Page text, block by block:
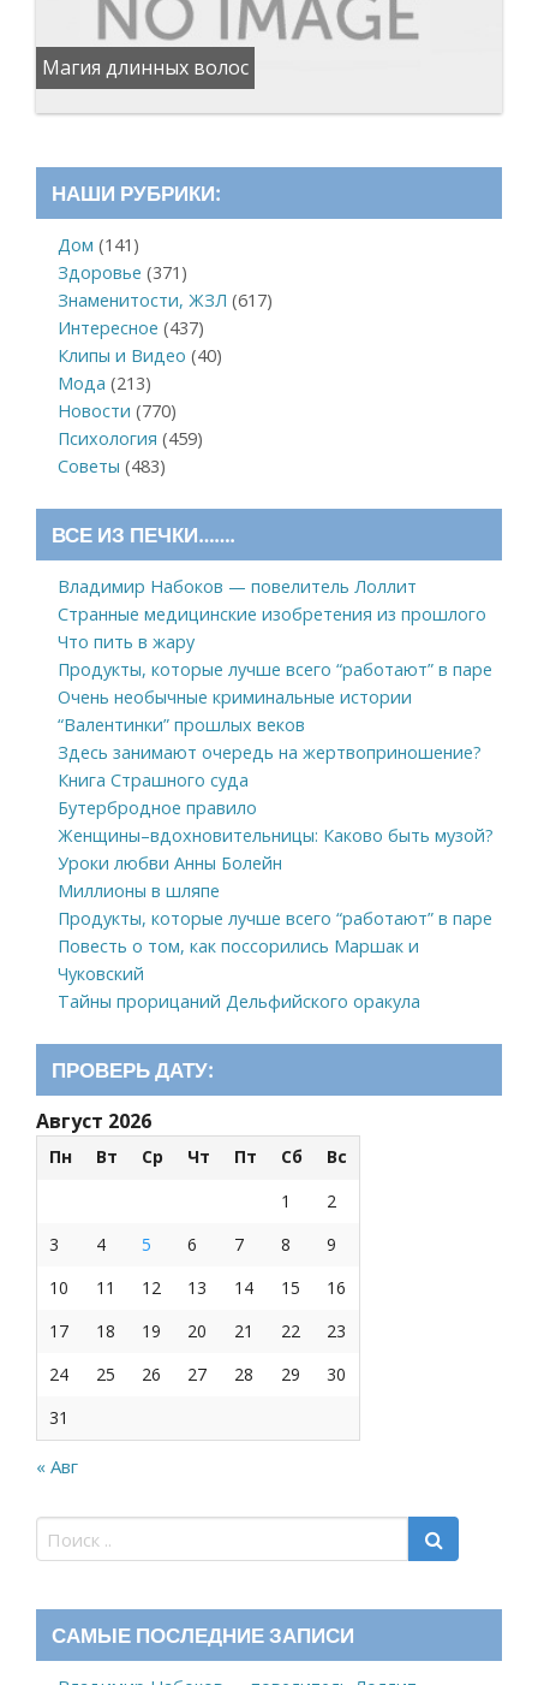
Магия длинных волос
НАШИ РУБРИКИ:
Дом (141)
Здоровье (371)
Знаменитости, ЖЗЛ (617)
Интересное (437)
Клипы и Видео (40)
Мода (213)
Новости (770)
Психология (459)
Советы (483)
ВСЕ ИЗ ПЕЧКИ…….
Владимир Набоков — повелитель Лоллит
Странные медицинские изобретения из прошлого
Что пить в жару
Продукты, которые лучше всего “работают” в паре
Очень необычные криминальные истории
“Валентинки” прошлых веков
Здесь занимают очередь на жертвоприношение?
Книга Страшного суда
Бутербродное правило
Женщины–вдохновительницы: Каково быть музой?
Уроки любви Анны Болейн
Миллионы в шляпе
Продукты, которые лучше всего “работают” в паре
Повесть о том, как поссорились Маршак и
Чуковский
Тайны прорицаний Дельфийского оракула
ПРОВЕРЬ ДАТУ:
Август 2026
Пн Вт Ср Чт Пт Сб
Вс
1
2
3
4 5 6 7 8
9
10
11 12 13 14 15
16
17
18 19 20 21 22
23
24
25 26 27 28 29
30
31
« Авг
САМЫЕ ПОСЛЕДНИЕ ЗАПИСИ